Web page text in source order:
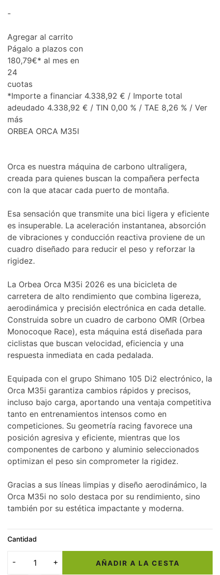
-
Agregar al carrito
Págalo a plazos con
180,79€* al mes en
24
cuotas
*Importe a financiar 4.338,92 € / Importe total
adeudado 4.338,92 € / TIN 0,00 % / TAE 8,26 % / Ver
más
ORBEA ORCA M35I
Orca es nuestra máquina de carbono ultraligera,
creada para quienes buscan la compañera perfecta
con la que atacar cada puerto de montaña.
Esa sensación que transmite una bici ligera y eficiente
es insuperable. La aceleración instantanea, absorción
de vibraciones y conducción reactiva proviene de un
cuadro diseñado para reducir el peso y reforzar la
rigidez.
La Orbea Orca M35i 2026 es una bicicleta de
carretera de alto rendimiento que combina ligereza,
aerodinámica y precisión electrónica en cada detalle.
Construida sobre un cuadro de carbono OMR (Orbea
Monocoque Race), esta máquina está diseñada para
ciclistas que buscan velocidad, eficiencia y una
respuesta inmediata en cada pedalada.
Equipada con el grupo Shimano 105 Di2 electrónico, la
Orca M35i garantiza cambios rápidos y precisos,
incluso bajo carga, aportando una ventaja competitiva
tanto en entrenamientos intensos como en
competiciones. Su geometría racing favorece una
posición agresiva y eficiente, mientras que los
componentes de carbono y aluminio seleccionados
optimizan el peso sin comprometer la rigidez.
Gracias a sus líneas limpias y diseño aerodinámico, la
Orca M35i no solo destaca por su rendimiento, sino
también por su estética impactante y moderna.
Cantidad
AÑADIR A LA CESTA